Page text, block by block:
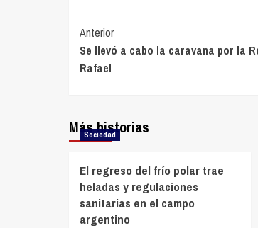
Navegación
de
entradas
Anterior
Se llevó a cabo la caravana por la
Rafael
Más historias
Sociedad
El regreso del frío polar trae
heladas y regulaciones
sanitarias en el campo
argentino